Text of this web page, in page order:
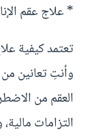
* علاج عقم
تعتمد كيفية
وأنتِ تعانين
العقم من
التزامات